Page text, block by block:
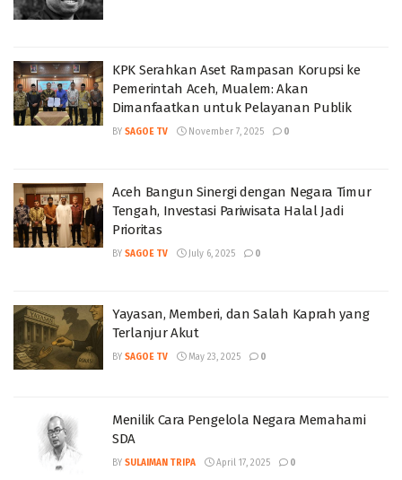
KPK Serahkan Aset Rampasan Korupsi ke
Pemerintah Aceh, Mualem: Akan
Dimanfaatkan untuk Pelayanan Publik
BY SAGOE TV November 7, 2025 0
Aceh Bangun Sinergi dengan Negara Timur
Tengah, Investasi Pariwisata Halal Jadi
Prioritas
BY SAGOE TV July 6, 2025 0
Yayasan, Memberi, dan Salah Kaprah yang
Terlanjur Akut
BY SAGOE TV May 23, 2025 0
Menilik Cara Pengelola Negara Memahami
SDA
BY SULAIMAN TRIPA April 17, 2025 0